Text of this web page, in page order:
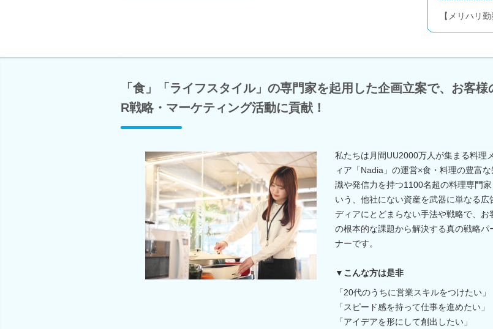
【メリハリ
「食」「ライフスタイル」の専門家を起用した企画立案で、お客様
R戦略・マーケティング活動に貢献！
私たちは月間UU2000万人が集まる料理
ィア「Nadia」の運営×食・料理の豊富な
識や発信力を持つ1100名超の料理専門家
いう、他社にない資産を武器に単なる広
ディアにとどまらない手法や戦略で、お
の根本的な課題から解決する真の戦略パ
ナーです。
▼こんな方は是非
「20代のうちに営業スキルをつけたい」
「スピード感を持って仕事を進めたい」
「アイデアを形にして創出したい」